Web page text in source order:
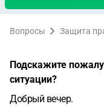
Вопросы Защита
Подскажите
ситуации?
Добрый вечер.